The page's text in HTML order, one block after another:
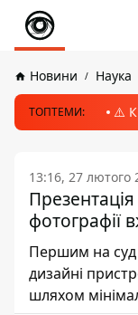
Новини Наука
ТОПТЕМИ: ⚠️
13:16, 27 лютого
фотографії
Першим на суд
дизайні
шляхом